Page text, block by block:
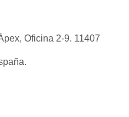
Oficina 2-9. 11407